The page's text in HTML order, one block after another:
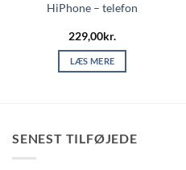
HiPhone – telefon
229,00kr.
LÆS MERE
SENEST TILFØJEDE